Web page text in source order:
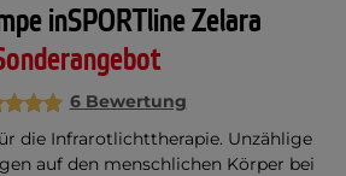
inSPORTline Zelara
6 Bewertung
die Infrarotlichttherapie. Unzählige
auf den menschlichen Körper bei